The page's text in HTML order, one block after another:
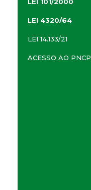
LEI 4320/64
LEI 14.133/21
ACESSO AO PNCP